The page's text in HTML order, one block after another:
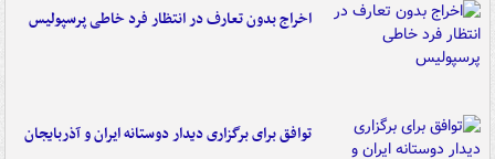
اخراج بدون تعارف در انتظار فرد خاطی پرسپولیس
توافق برای برگزاری دیدار دوستانه ایران و آذربایجان